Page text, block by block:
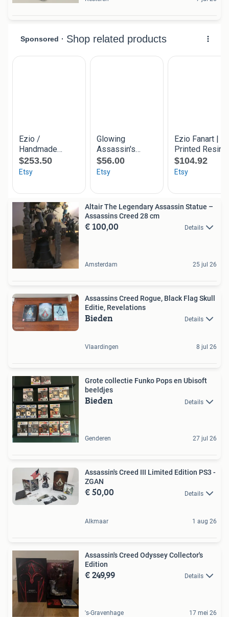
Altair The Legendary Assassin Statue –
Assassins Creed 28 cm
€ 100,00 Details
Amsterdam 25 jul 26
Assassins Creed Rogue, Black Flag Skull
Editie, Revelations
Bieden Details
Vlaardingen 8 jul 26
Grote collectie Funko Pops en Ubisoft
beeldjes
Bieden Details
Genderen 27 jul 26
Assassin's Creed III Limited Edition PS3 -
ZGAN
€ 50,00 Details
Alkmaar 1 aug 26
Assassin's Creed Odyssey Collector's
Edition
€ 249,99 Details
's-Gravenhage 17 mei 26